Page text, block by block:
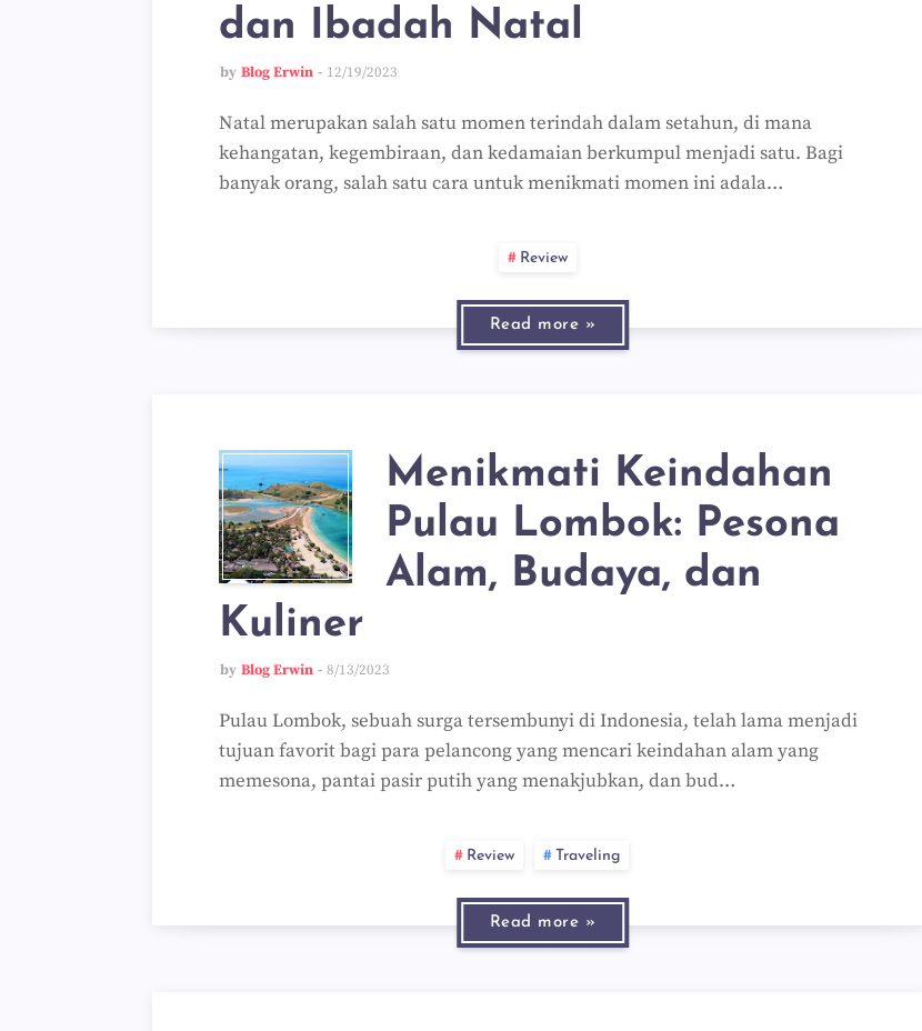
dan Ibadah Natal
by Blog Erwin 12/19/2023
Natal merupakan salah satu momen terindah dalam setahun, di mana
kehangatan, kegembiraan, dan kedamaian berkumpul menjadi satu. Bagi
banyak orang, salah satu cara untuk menikmati momen ini adala…
Review
Read more »
Menikmati Keindahan
Pulau Lombok: Pesona
Alam, Budaya, dan
Kuliner
by Blog Erwin 8/13/2023
Pulau Lombok, sebuah surga tersembunyi di Indonesia, telah lama menjadi
tujuan favorit bagi para pelancong yang mencari keindahan alam yang
memesona, pantai pasir putih yang menakjubkan, dan bud…
Review Traveling
Read more »